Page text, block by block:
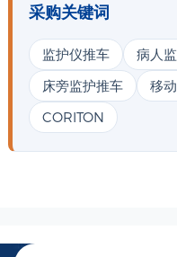
采购关键词
监护仪推车 病人
床旁监护推车
移
CORITON